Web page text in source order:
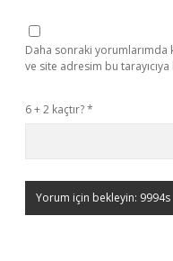
Daha sonraki yorumlarımda
ve site adresim bu
6 + 2 kaçtır?*